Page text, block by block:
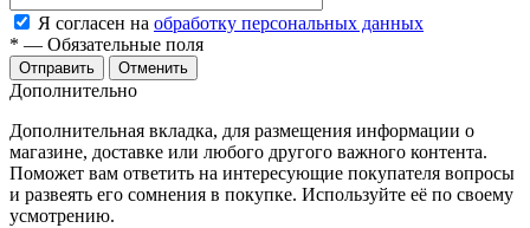
Я согласен на обработку персональных данных
* — Обязательные поля
Отменить
Дополнительно
Дополнительная вкладка, для размещения информации о
магазине, доставке или любого другого важного контента.
Поможет вам ответить на интересующие покупателя вопросы
и развеять его сомнения в покупке. Используйте её по своему
усмотрению.